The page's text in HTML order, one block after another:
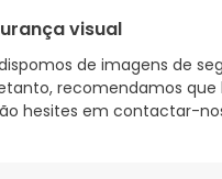
visual
de imagens de
recomendamos
hesites em contactar-